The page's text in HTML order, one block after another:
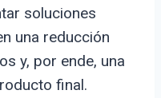
soluciones
una reducción
y, por ende, una
final.